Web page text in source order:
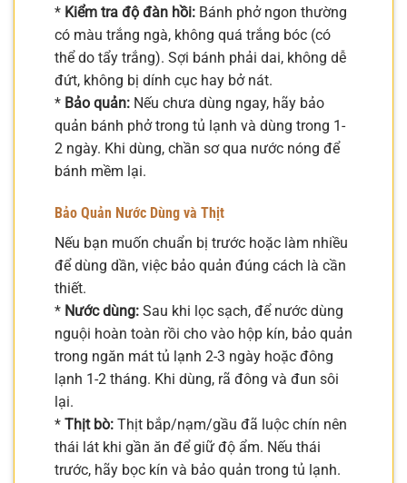
* Kiểm tra độ đàn hồi: Bánh phở ngon thường
có màu trắng ngà, không quá trắng bóc (có
thể do tẩy trắng). Sợi bánh phải dai, không dễ
đứt, không bị dính cục hay bở nát.
* Bảo quản: Nếu chưa dùng ngay, hãy bảo
quản bánh phở trong tủ lạnh và dùng trong 1-
2 ngày. Khi dùng, chần sơ qua nước nóng để
bánh mềm lại.
Bảo Quản Nước Dùng và Thịt
Nếu bạn muốn chuẩn bị trước hoặc làm nhiều
để dùng dần, việc bảo quản đúng cách là cần
thiết.
* Nước dùng: Sau khi lọc sạch, để nước dùng
nguội hoàn toàn rồi cho vào hộp kín, bảo quản
trong ngăn mát tủ lạnh 2-3 ngày hoặc đông
lạnh 1-2 tháng. Khi dùng, rã đông và đun sôi
lại.
* Thịt bò: Thịt bắp/nạm/gầu đã luộc chín nên
thái lát khi gần ăn để giữ độ ẩm. Nếu thái
trước, hãy bọc kín và bảo quản trong tủ lạnh.